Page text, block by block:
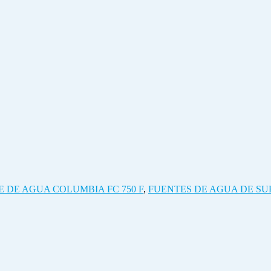
DE AGUA COLUMBIA FC 750 F, FUENTES DE AGUA DE